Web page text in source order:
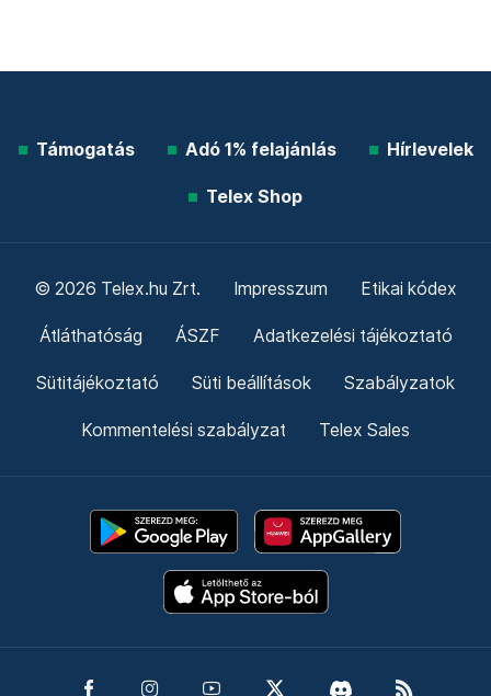
Támogatás Adó 1% felajánlás Hírlevelek
Telex Shop
© 2026 Telex.hu Zrt. Impresszum Etikai kódex
Átláthatóság ÁSZF Adatkezelési tájékoztató
Sütitájékoztató Süti beállítások Szabályzatok
Kommentelési szabályzat Telex Sales